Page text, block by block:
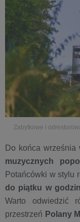
Zabytkowe i
Do końca września
muzycznych
Potańcówki w stylu
do piątku w
Warto odwiedzić
przestrzeń Polany